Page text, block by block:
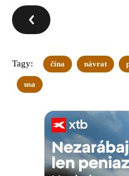
Tagy: čína návrat
usa